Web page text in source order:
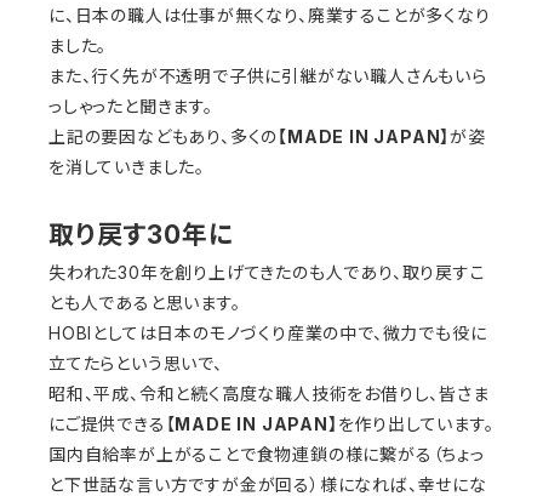
に、日本の職人は仕事が無くなり、廃業することが多くなり
ました。
また、行く先が不透明で子供に引継がない職人さんもいら
っしゃったと聞きます。
上記の要因などもあり、多くの 【MADE IN JAPAN】が姿
を消していきました。
取り戻す30年に
失われた30年を創り上げてきたのも人であり、取り戻すこ
とも人であると思います。
HOBIとしては日本のモノづくり産業の中で、微力でも役に
立てたらという思いで、
昭和、平成、令和と続く高度な職人技術をお借りし、皆さま
にご提供できる【MADE IN JAPAN】 を作り出しています。
国内自給率が上がることで食物連鎖の様に繋がる（ちょっ
と下世話な言い方ですが金が回る）様になれば、幸せにな